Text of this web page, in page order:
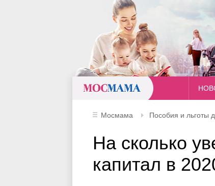
Мосмама Пособия и льготы
На сколько
капитал в